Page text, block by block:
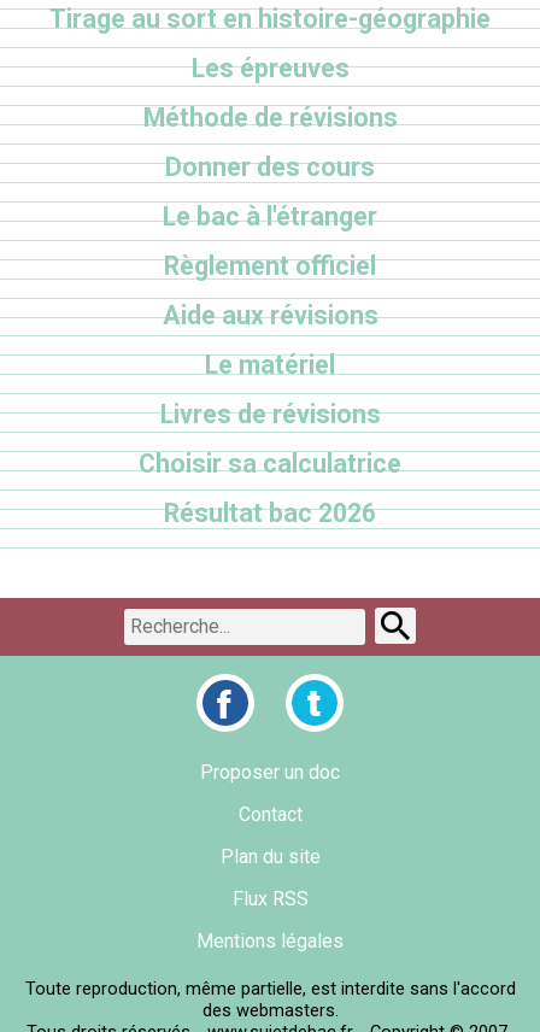
Tirage au sort en histoire-géographie
Les épreuves
Méthode de révisions
Donner des cours
Le bac à l'étranger
Règlement officiel
Aide aux révisions
Le matériel
Livres de révisions
Choisir sa calculatrice
Résultat bac 2026
Proposer un doc
Contact
Plan du site
Flux RSS
Mentions légales
Toute reproduction, même partielle, est interdite sans l'accord
des webmasters.